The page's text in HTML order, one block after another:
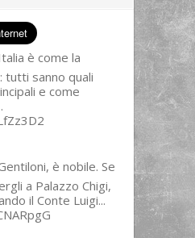
è come la
tutti sanno quali
e come
è nobile. Se
a Palazzo Chigi,
il Conte Luigi...